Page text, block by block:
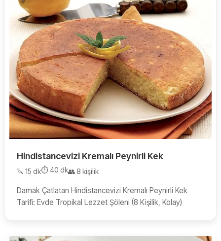
Hindistancevizi Kremalı Peynirli Kek
🔪 15 dk⏱️ 40 dk👥 8 kişilik
Damak Çatlatan Hindistancevizi Kremalı Peynirli Kek
Tarifi: Evde Tropikal Lezzet Şöleni (8 Kişilik, Kolay)